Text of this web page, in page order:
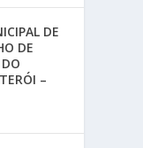
DE
DE
–